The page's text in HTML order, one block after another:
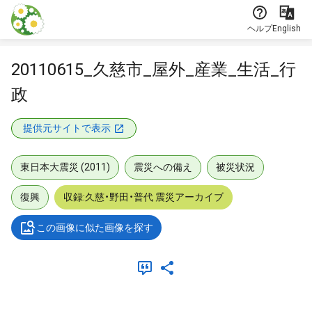
本文に飛ぶ
ヘルプEnglish
20110615_久慈市_屋外_産業_生活_行
政
提供元サイトで表示
東日本大震災 (2011) 震災への備え 被災状況
復興 収録:久慈・野田・普代 震災アーカイブ
この画像に似た画像を探す